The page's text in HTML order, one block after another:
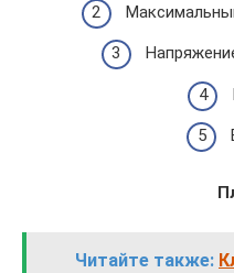
Читайте также: